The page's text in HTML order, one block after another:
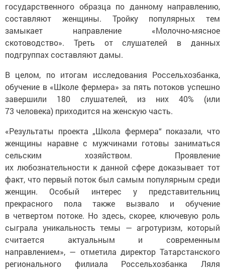
государственного образца по данному направлению,
составляют женщины. Тройку популярных тем
замыкает направление «Молочно-мясное
скотоводство». Треть от слушателей в данных
подгруппах составляют дамы.
В целом, по итогам исследования Россельхозбанка,
обучение в «Школе фермера» за пять потоков успешно
завершили 180 слушателей, из них 40% (или
73 человека) приходится на женскую часть.
«Результаты проекта „Школа фермера“ показали, что
женщины наравне с мужчинами готовы заниматься
сельским хозяйством. Проявление
их любознательности к данной сфере доказывает тот
факт, что первый поток был самым популярным среди
женщин. Особый интерес у представительниц
прекрасного пола также вызвало и обучение
в четвертом потоке. Но здесь, скорее, ключевую роль
сыграла уникальность темы — агротуризм, который
считается актуальным и современным
направлением», — отметила директор Татарстанского
регионального филиала Россельхозбанка Ляля